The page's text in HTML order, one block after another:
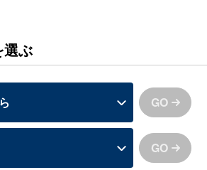
選ぶ
GO
GO